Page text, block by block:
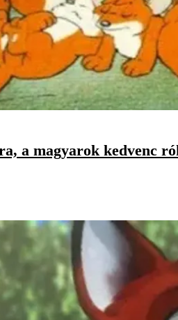
a magyarok kedvenc